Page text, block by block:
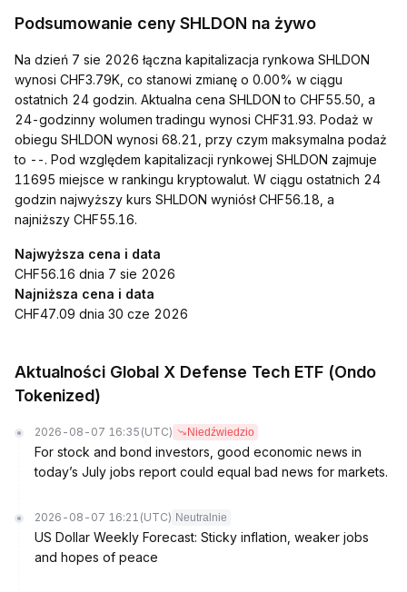
Podsumowanie ceny SHLDON na żywo
Na dzień 7 sie 2026 łączna kapitalizacja rynkowa SHLDON
wynosi CHF3.79K, co stanowi zmianę o 0.00% w ciągu
ostatnich 24 godzin. Aktualna cena SHLDON to CHF55.50, a
24-godzinny wolumen tradingu wynosi CHF31.93. Podaż w
obiegu SHLDON wynosi 68.21, przy czym maksymalna podaż
to --. Pod względem kapitalizacji rynkowej SHLDON zajmuje
11695 miejsce w rankingu kryptowalut. W ciągu ostatnich 24
godzin najwyższy kurs SHLDON wyniósł CHF56.18, a
najniższy CHF55.16.
Najwyższa cena i data
CHF56.16 dnia 7 sie 2026
Najniższa cena i data
CHF47.09 dnia 30 cze 2026
Aktualności Global X Defense Tech ETF (Ondo
Tokenized)
2026-08-07 16:35 (UTC) Niedźwiedzio
For stock and bond investors, good economic news in
today’s July jobs report could equal bad news for markets.
2026-08-07 16:21 (UTC) Neutralnie
US Dollar Weekly Forecast: Sticky inflation, weaker jobs
and hopes of peace